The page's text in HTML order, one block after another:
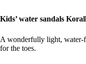
Kids’ water sandals
A wonderfully light, water-
for the toes.